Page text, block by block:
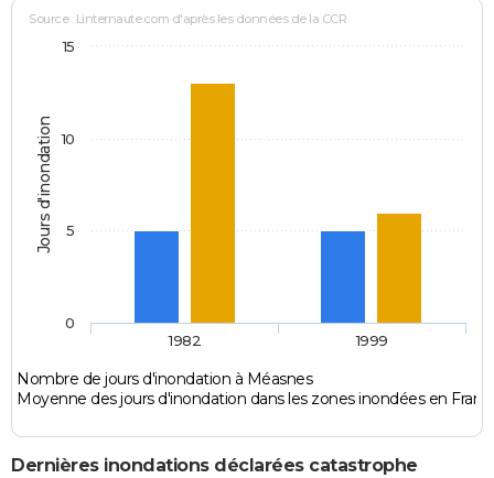
Jours d'inondation
Source : Linternaute.com d'après les données de la CCR
Nombre de jours d'inondation à Méasnes
Moyenne des jours d'inondation dans les zones inondées en
1982 1999
0
5
10
15
Dernières inondations déclarées catastrophe